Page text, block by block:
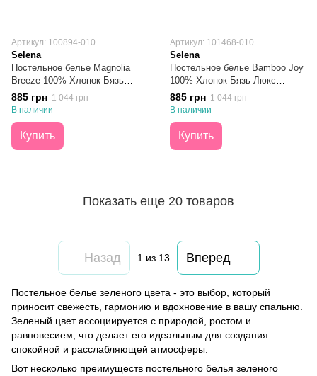
Артикул: 100894-010
Selena
Постельное белье Magnolia
Breeze 100% Хлопок Бязь
Люкс Полуторное
885 грн 1 044 грн
В наличии
Купить
Артикул: 101468-010
Selena
Постельное белье Bamboo Joy
100% Хлопок Бязь Люкс
Полуторное
885 грн 1 044 грн
В наличии
Купить
Показать еще 20 товаров
Назад 1 из 13 Вперед
Постельное белье зеленого цвета - это выбор, который
приносит свежесть, гармонию и вдохновение в вашу спальню.
Зеленый цвет ассоциируется с природой, ростом и
равновесием, что делает его идеальным для создания
спокойной и расслабляющей атмосферы.
Вот несколько преимуществ постельного белья зеленого